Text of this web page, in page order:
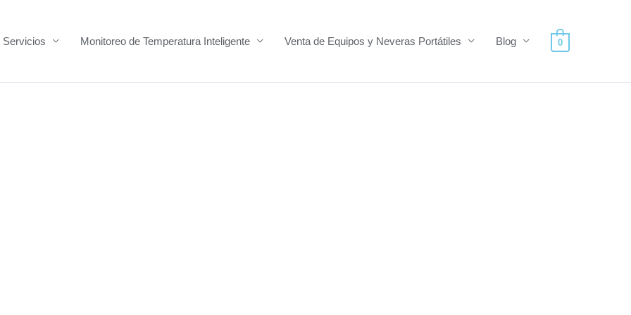
Servicios Monitoreo de Temperatura Inteligente Venta de Equipos y Neveras Portátiles Blog 0